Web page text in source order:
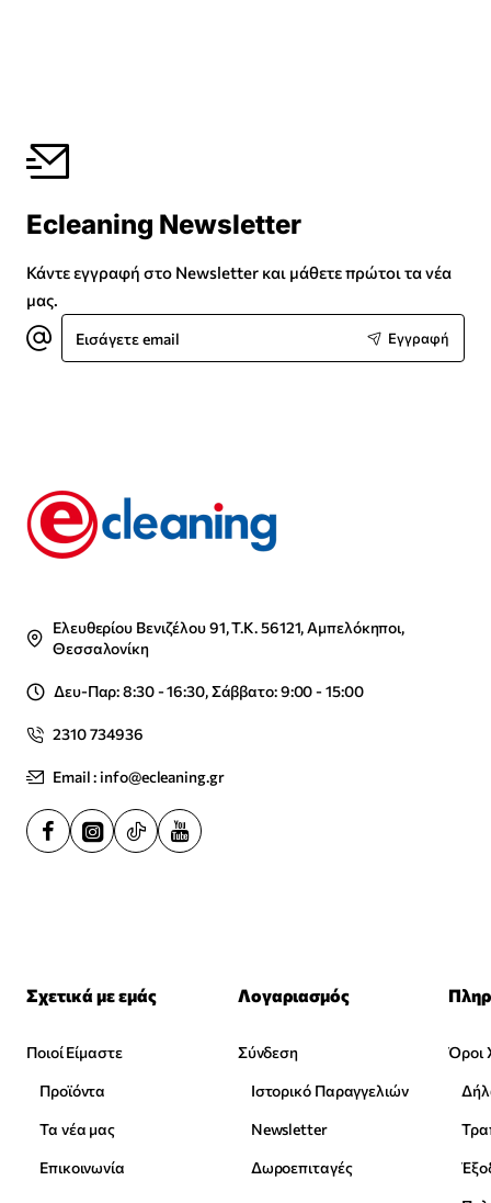
Ecleaning Newsletter
Κάντε εγγραφή στο Newsletter και μάθετε πρώτοι τα νέα
μας.
Εισάγετε
email
Εγγραφή
Ελευθερίου Βενιζέλου 91, Τ.Κ. 56121, Αμπελόκηποι,
Θεσσαλονίκη
Δευ-Παρ: 8:30 - 16:30, Σάββατο: 9:00 - 15:00
2310 734936
Email : info@ecleaning.gr
Σχετικά με εμάς
Ποιοί Είμαστε
Προϊόντα
Τα νέα μας
Επικοινωνία
Λογαριασμός
Σύνδεση
Ιστορικό Παραγγελιών
Newsletter
Δωροεπιταγές
Όροι